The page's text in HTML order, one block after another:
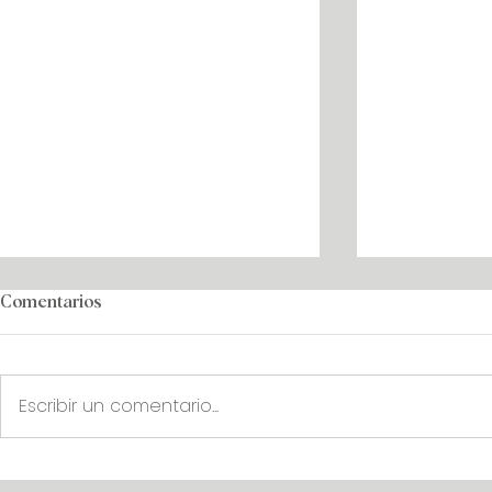
Fletes marítimos desde China pisa
Comentarios
Escribir un comentario...